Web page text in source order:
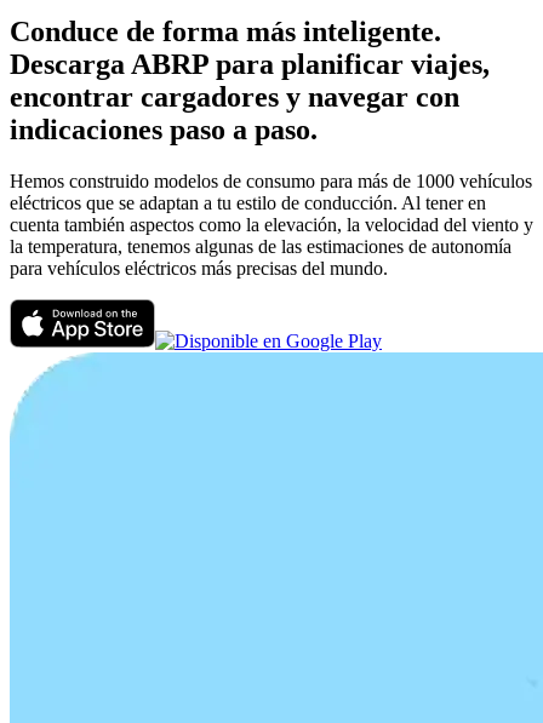
Conduce de forma más inteligente.
Descarga ABRP para planificar viajes,
encontrar cargadores y navegar con
indicaciones paso a paso.
Hemos construido modelos de consumo para más de 1000 vehículos
eléctricos que se adaptan a tu estilo de conducción. Al tener en
cuenta también aspectos como la elevación, la velocidad del viento y
la temperatura, tenemos algunas de las estimaciones de autonomía
para vehículos eléctricos más precisas del mundo.